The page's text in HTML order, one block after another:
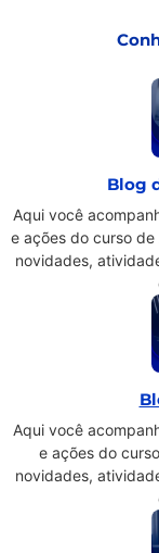
Blog
Aqui você
e ações do curso
novidades,
Aqui você
e ações do
novidades,